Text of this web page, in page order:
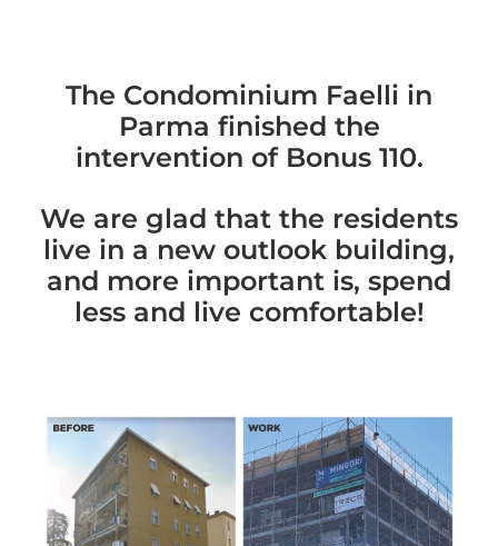
The Condominium Faelli in
Parma finished the
intervention of Bonus 110.
We are glad that the residents
live in a new outlook building,
and more important is, spend
less and live comfortable!